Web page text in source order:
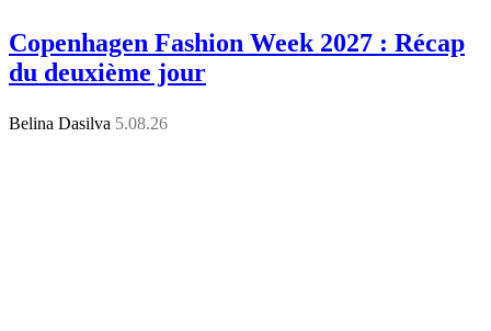
Copenhagen Fashion Week 2027 : Récap
du deuxième jour
Belina Dasilva 5.08.26